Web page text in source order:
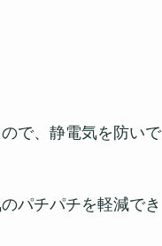
で、静電気を防いで
パチパチを軽減でき